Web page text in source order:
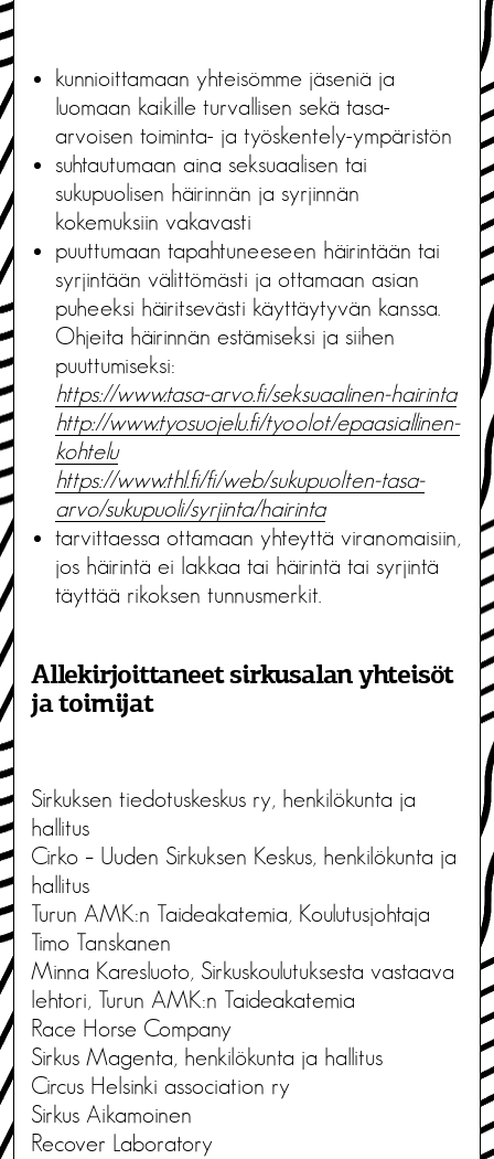
kunnioittamaan yhteisömme jäseniä ja
luomaan kaikille turvallisen sekä tasa-
arvoisen toiminta- ja työskentely-ympäristön
suhtautumaan aina seksuaalisen tai
sukupuolisen häirinnän ja syrjinnän
kokemuksiin vakavasti
puuttumaan tapahtuneeseen häirintään tai
syrjintään välittömästi ja ottamaan asian
puheeksi häiritsevästi käyttäytyvän kanssa.
Ohjeita häirinnän estämiseksi ja siihen
puuttumiseksi:
https://www.tasa-arvo.fi/seksuaalinen-hairinta
http://www.tyosuojelu.fi/tyoolot/epaasiallinen-
kohtelu
https://www.thl.fi/fi/web/sukupuolten-tasa-
arvo/sukupuoli/syrjinta/hairinta
tarvittaessa ottamaan yhteyttä viranomaisiin,
jos häirintä ei lakkaa tai häirintä tai syrjintä
täyttää rikoksen tunnusmerkit.
Allekirjoittaneet sirkusalan yhteisöt
ja toimijat
Sirkuksen tiedotuskeskus ry, henkilökunta ja
hallitus
Cirko – Uuden Sirkuksen Keskus, henkilökunta ja
hallitus
Turun AMK:n Taideakatemia, Koulutusjohtaja
Timo Tanskanen
Minna Karesluoto, Sirkuskoulutuksesta vastaava
lehtori, Turun AMK:n Taideakatemia
Race Horse Company
Sirkus Magenta, henkilökunta ja hallitus
Circus Helsinki association ry
Sirkus Aikamoinen
Recover Laboratory